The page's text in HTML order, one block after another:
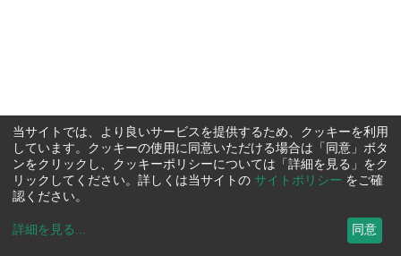
当サイトでは、より良いサービスを提供するため、クッキーを利用
しています。クッキーの使用に同意いただける場合は「同意」ボタ
ンをクリックし、クッキーポリシーについては「詳細を見る」をク
リックしてください。詳しくは当サイトの サイトポリシー をご確
認ください。
詳細を見る ... 同意